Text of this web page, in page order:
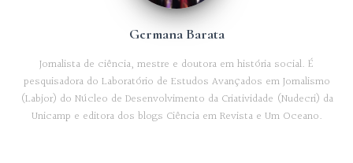
Germana Barata
Jornalista de ciência, mestre e doutora em história social. É
pesquisadora do Laboratório de Estudos Avançados em Jornalismo
(Labjor) do Núcleo de Desenvolvimento da Criatividade (Nudecri) da
Unicamp e editora dos blogs Ciência em Revista e Um Oceano.